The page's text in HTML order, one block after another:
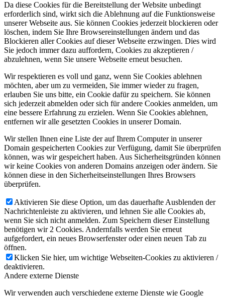
Da diese Cookies für die Bereitstellung der Website unbedingt
erforderlich sind, wirkt sich die Ablehnung auf die Funktionsweise
unserer Webseite aus. Sie können Cookies jederzeit blockieren oder
löschen, indem Sie Ihre Browsereinstellungen ändern und das
Blockieren aller Cookies auf dieser Webseite erzwingen. Dies wird
Sie jedoch immer dazu auffordern, Cookies zu akzeptieren /
abzulehnen, wenn Sie unsere Webseite erneut besuchen.
Wir respektieren es voll und ganz, wenn Sie Cookies ablehnen
möchten, aber um zu vermeiden, Sie immer wieder zu fragen,
erlauben Sie uns bitte, ein Cookie dafür zu speichern. Sie können
sich jederzeit abmelden oder sich für andere Cookies anmelden, um
eine bessere Erfahrung zu erzielen. Wenn Sie Cookies ablehnen,
entfernen wir alle gesetzten Cookies in unserer Domain.
Wir stellen Ihnen eine Liste der auf Ihrem Computer in unserer
Domain gespeicherten Cookies zur Verfügung, damit Sie überprüfen
können, was wir gespeichert haben. Aus Sicherheitsgründen können
wir keine Cookies von anderen Domains anzeigen oder ändern. Sie
können diese in den Sicherheitseinstellungen Ihres Browsers
überprüfen.
Aktivieren Sie diese Option, um das dauerhafte Ausblenden der
Nachrichtenleiste zu aktivieren, und lehnen Sie alle Cookies ab,
wenn Sie sich nicht anmelden. Zum Speichern dieser Einstellung
benötigen wir 2 Cookies. Andernfalls werden Sie erneut
aufgefordert, ein neues Browserfenster oder einen neuen Tab zu
öffnen.
Klicken Sie hier, um wichtige Webseiten-Cookies zu aktivieren /
deaktivieren.
Andere externe Dienste
Wir verwenden auch verschiedene externe Dienste wie Google